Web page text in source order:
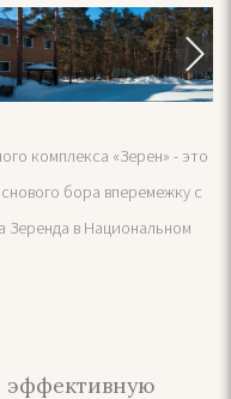
комплекса «Зерен» - это
бора вперемежку с
Зеренда в Национальном
эффективную